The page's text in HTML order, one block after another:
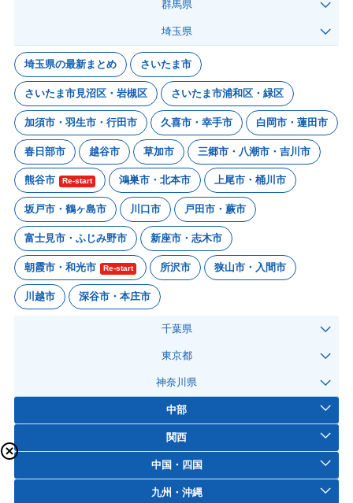
群馬県
埼玉県
埼玉県の最新まとめ さいたま市
さいたま市見沼区・岩槻区 さいたま市浦和区・緑区
加須市・羽生市・行田市 久喜市・幸手市 白岡市・蓮田市
春日部市 越谷市 草加市 三郷市・八潮市・吉川市
熊谷市 Re-start 鴻巣市・北本市 上尾市・桶川市
坂戸市・鶴ヶ島市 川口市 戸田市・蕨市
富士見市・ふじみ野市 新座市・志木市
朝霞市・和光市 Re-start 所沢市 狭山市・入間市
川越市 深谷市・本庄市
千葉県
東京都
神奈川県
中部
関西
中国・四国
九州・沖縄